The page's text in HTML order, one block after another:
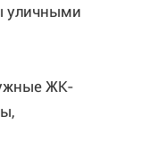
уличными
ЖК-